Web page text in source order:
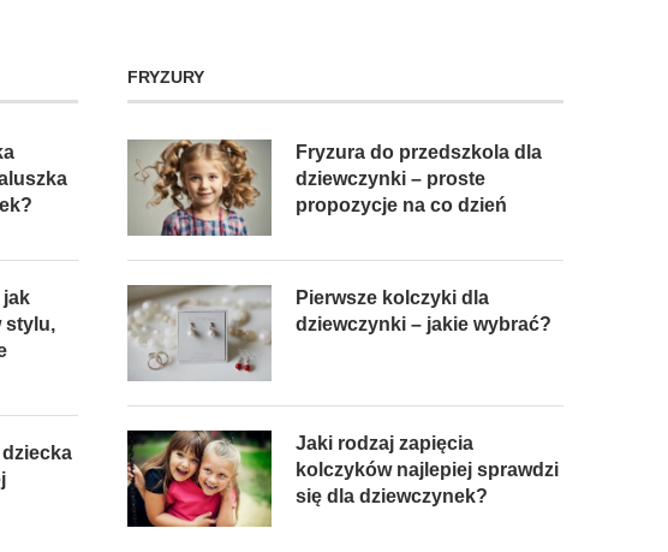
stylu,
dziecka
FRYZURY
Fryzura do przedszkola dla
dziewczynki – proste
propozycje na co dzień
Pierwsze kolczyki dla
dziewczynki – jakie wybrać?
Jaki rodzaj zapięcia
kolczyków najlepiej sprawdzi
się dla dziewczynek?